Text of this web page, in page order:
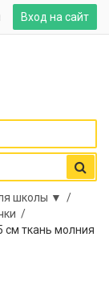
Вход на сайт
школы ▼ /
/
см ткань молния